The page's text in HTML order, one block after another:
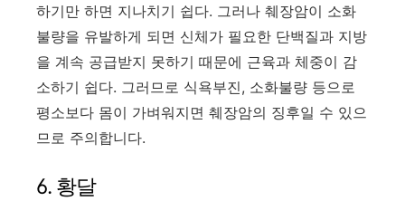
하기만 하면 지나치기 쉽다. 그러나 췌장암이 소화
불량을 유발하게 되면 신체가 필요한 단백질과 지방
을 계속 공급받지 못하기 때문에 근육과 체중이 감
소하기 쉽다. 그러므로 식욕부진, 소화불량 등으로
평소보다 몸이 가벼워지면 췌장암의 징후일 수 있으
므로 주의합니다.
6. 황달